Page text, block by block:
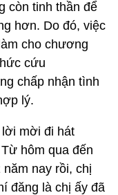
còn tinh thần để
hơn. Do đó, việc
cho chương
cứu
chấp nhận tình
lý.
lời mời đi hát
hôm qua đến
nay rồi, chị
đăng là chị ấy đã